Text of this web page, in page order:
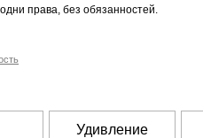
права, без обязанностей.
Удивление